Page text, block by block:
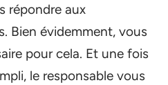
répondre aux
Bien évidemment, vous
pour cela. Et une fois
le responsable vous